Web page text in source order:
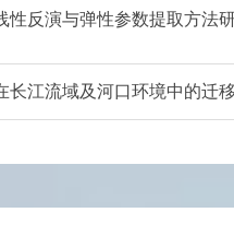
性反演与弹性参数提取方法
长江流域及河口环境中的迁